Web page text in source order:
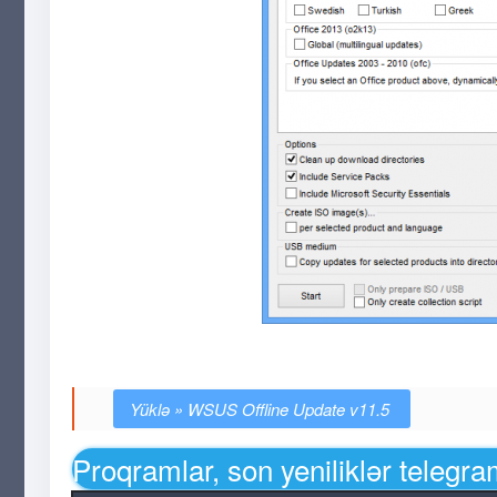
WSUS Offline Update v11.5
Proqramlar, son yeniliklər